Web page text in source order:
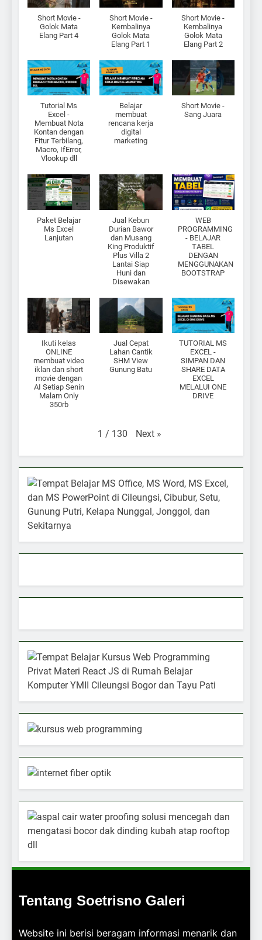
Short Movie -
Golok Mata
Elang Part 4
Short Movie -
Kembalinya
Golok Mata
Elang Part 1
Short Movie -
Kembalinya
Golok Mata
Elang Part 2
Tutorial Ms
Excel -
Membuat Nota
Kontan dengan
Fitur Terbilang,
Macro, IfError,
Vlookup dll
Belajar
membuat
rencana kerja
digital
marketing
Short Movie -
Sang Juara
Paket Belajar
Ms Excel
Lanjutan
Jual Kebun
Durian Bawor
dan Musang
King Produktif
Plus Villa 2
Lantai Siap
Huni dan
Disewakan
WEB
PROGRAMMING
- BELAJAR
TABEL
DENGAN
MENGGUNAKAN
BOOTSTRAP
Ikuti kelas
ONLINE
membuat video
iklan dan short
movie dengan
AI Setiap Senin
Malam Only
350rb
Jual Cepat
Lahan Cantik
SHM View
Gunung Batu
TUTORIAL MS
EXCEL -
SIMPAN DAN
SHARE DATA
EXCEL
MELALUI ONE
DRIVE
1 / 130 Next »
Tentang Soetrisno Galeri
Website ini berisi beragam informasi menarik dan